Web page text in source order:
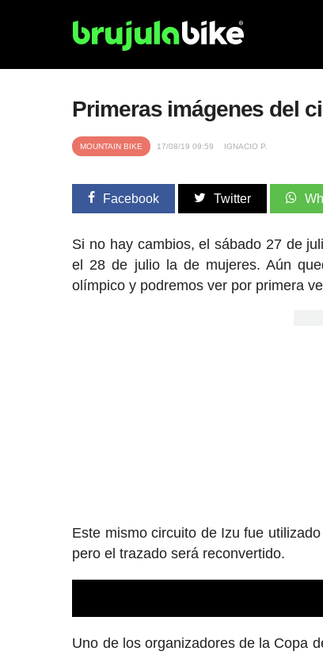
Primeras imágenes del
MOUNTAIN BIKE 17/08/19 09:59 IGNACIO P.
Facebook Twitter
Si no hay cambios, el sábado 27 de
el 28 de julio la de mujeres. Aún
olímpico y podremos ver por primera
Este mismo circuito de Izu fue
pero el trazado será reconvertido.
Uno de los organizadores de la Copa